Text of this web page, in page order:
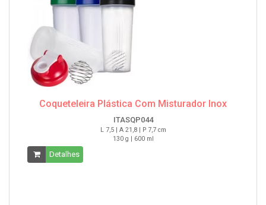
Coqueteleira Plástica Com Misturador Inox
ITASQP044
L 7,5 | A 21,8 | P 7,7 cm
130 g | 600 ml
Detalhes